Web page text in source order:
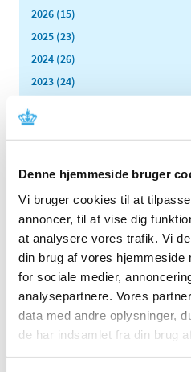
Denne hjemmeside bruger
Vi bruger cookies til at
annoncer, til at vise dig
at analysere vores trafik. Vi
din brug af vores hjemmeside
for sociale medier,
analysepartnere. Vores
data med andre oplysninger,
de har indsamlet fra din brug
2026 (15)
2025 (23)
2024 (26)
2023 (24)
November (1)
October (2)
July (2)
June (1)
May (1)
April (2)
March (1)
February (1)
January (1)
2021 (44)